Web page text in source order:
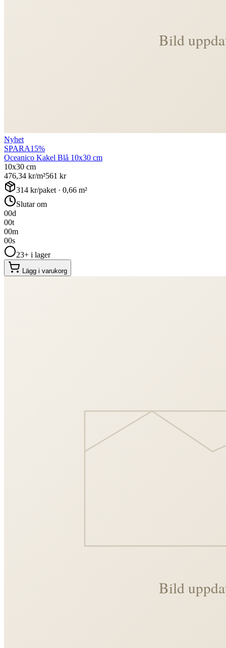
Nyhet
SPARA15%
Oceanico Kakel Blå 10x30 cm
10x30 cm
476,34 kr/m²561 kr
314 kr/paket · 0,66 m²
Slutar om
00d
00t
00m
00s
23+ i lager
Lägg i varukorg